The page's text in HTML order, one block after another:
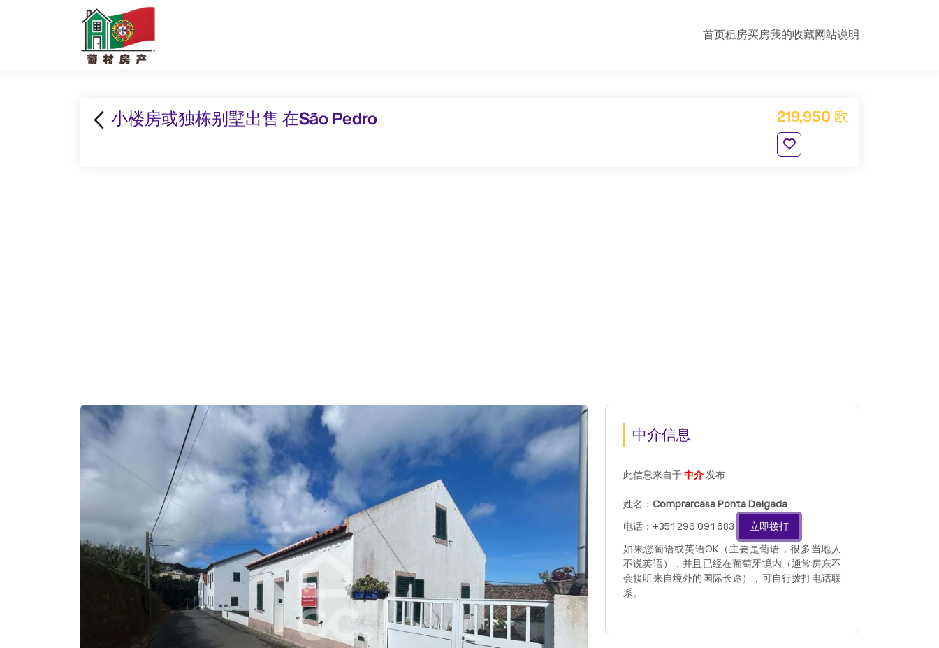
首页租房买房我的收藏网站说明
小楼房或独栋别墅出售 在São Pedro 219,950 欧
中介信息
此信息来自于中介发布
姓名： Comprarcasa Ponta Delgada
电话：+351 296 091 683
立即拨打
如果您葡语或英语OK（主要是葡语，很多当地人
不说英语），并且已经在葡萄牙境内（通常房东不
会接听来自境外的国际长途），可自行拨打电话联
系。